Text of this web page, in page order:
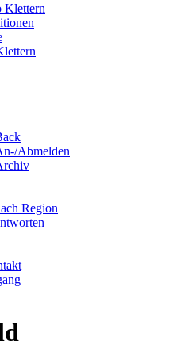
Klettern
Abmelden
Region